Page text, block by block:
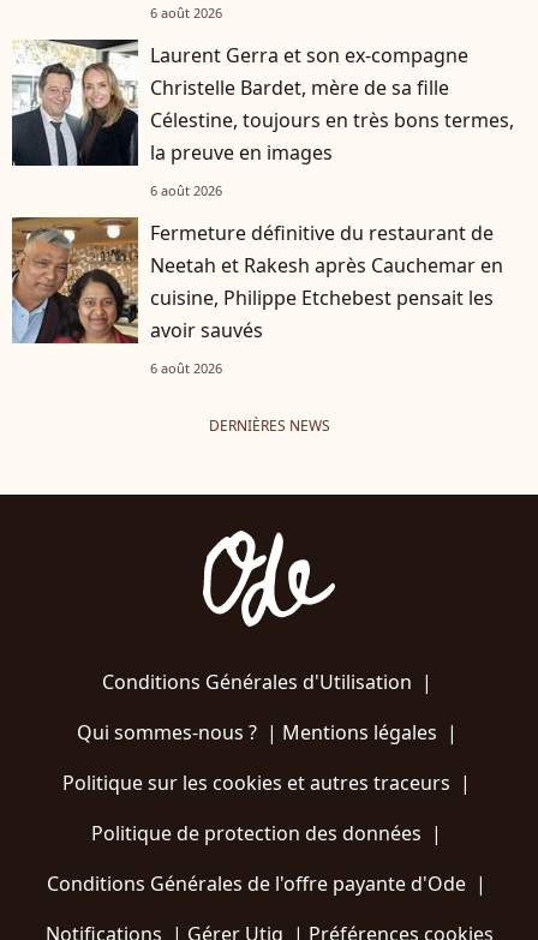
6 août 2026
Laurent Gerra et son ex-compagne
Christelle Bardet, mère de sa fille
Célestine, toujours en très bons termes,
la preuve en images
6 août 2026
Fermeture définitive du restaurant de
Neetah et Rakesh après Cauchemar en
cuisine, Philippe Etchebest pensait les
avoir sauvés
6 août 2026
DERNIÈRES NEWS
Conditions Générales d'Utilisation |
Qui sommes-nous ?| Mentions légales |
Politique sur les cookies et autres traceurs |
Politique de protection des données |
Conditions Générales de l'offre payante d'Ode |
Notifications | Gérer Utiq | Préférences cookies